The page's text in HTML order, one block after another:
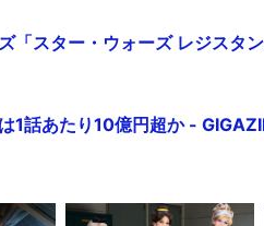
「スター・ウォーズ レジスタ
1話あたり10億円超か -